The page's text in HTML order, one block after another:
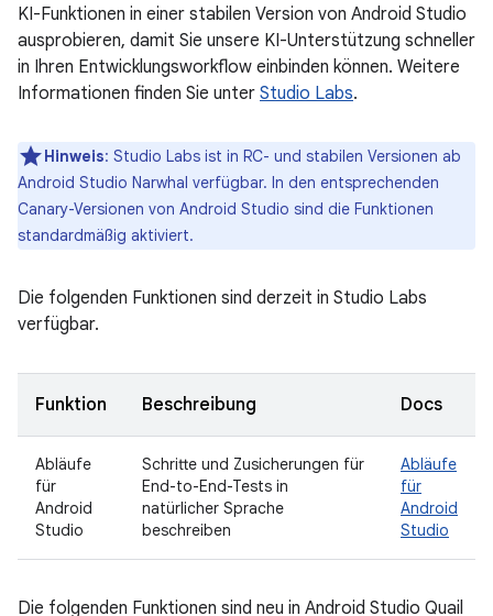
KI-Funktionen in einer stabilen Version von Android Studio
ausprobieren, damit Sie unsere KI-Unterstützung schneller
in Ihren Entwicklungsworkflow einbinden können. Weitere
Informationen finden Sie unter Studio Labs.
Hinweis: Studio Labs ist in RC- und stabilen Versionen ab
Android Studio Narwhal verfügbar. In den entsprechenden
Canary-Versionen von Android Studio sind die Funktionen
standardmäßig aktiviert.
Die folgenden Funktionen sind derzeit in Studio Labs
verfügbar.
Funktion Beschreibung Docs
Abläufe
für
Android
Studio
Schritte und Zusicherungen für
End-to-End-Tests in
natürlicher Sprache
beschreiben
Abläufe
für
Android
Studio
Die folgenden Funktionen sind neu in Android Studio Quail